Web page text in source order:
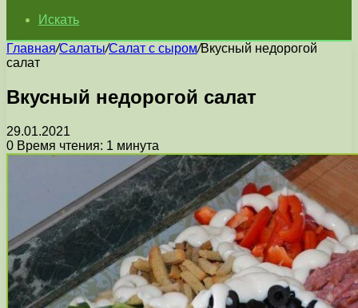
Искать
Главная/Салаты/Салат с сыром/Вкусный недорогой
салат
Вкусный недорогой салат
29.01.2021
0 Время чтения: 1 минута